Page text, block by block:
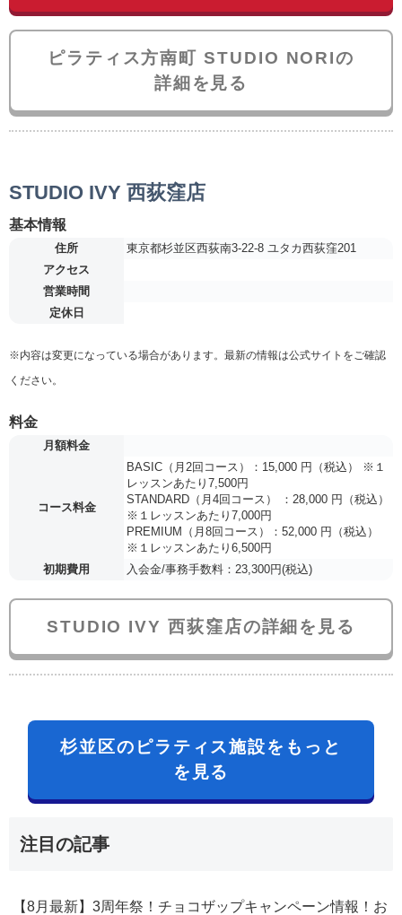
ピラティス方南町 STUDIO NORIの
詳細を見る
STUDIO IVY 西荻窪店
基本情報
住所
東京都杉並区西荻南3-22-8 ユタカ西荻窪201
アクセス
営業時間
定休日
※内容は変更になっている場合があります。最新の情報は公式サイトをご確認
ください。
料金
月額料金
コース料金
BASIC（月2回コース）：15,000 円（税込） ※１
レッスンあたり7,500円
STANDARD（月4回コース） ：28,000 円（税込）
※１レッスンあたり7,000円
PREMIUM（月8回コース）：52,000 円（税込）
※１レッスンあたり6,500円
初期費用
入会金/事務手数料：23,300円(税込)
STUDIO IVY 西荻窪店の詳細を見る
杉並区のピラティス施設をもっと
を見る
注目の記事
【8月最新】3周年祭！チョコザップキャンペーン情報！お